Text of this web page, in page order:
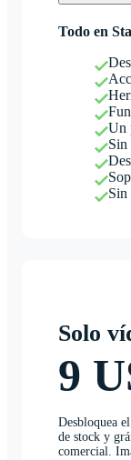
Todo en
Un
Sin
Sin
Solo
9
Desbloquea
de stock y
comercial.